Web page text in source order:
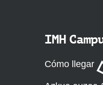
IMH
Cómo llegar